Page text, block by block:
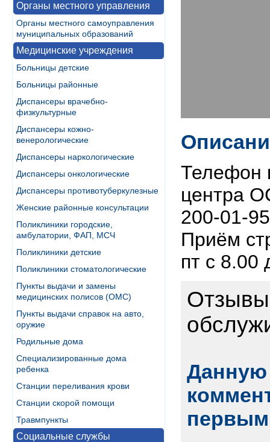
Органы местного управления
Органы местного самоуправления
муниципальных образований
Медицинские учреждения
Больницы детские
Больницы районные
Диспансеры врачебно-
физкультурные
Диспансеры кожно-
венерологические
Диспансеры наркологические
Диспансеры онкологические
Диспансеры противотуберкулезные
Женские районные консультации
Поликлиники городские,
амбулатории, ФАП, МСЧ
Поликлиники детские
Поликлиники стоматологические
Пункты выдачи и замены
медицинских полисов (ОМС)
Пункты выдачи справок на авто,
оружие
Родильные дома
Специализированные дома
ребенка
Станции переливания крови
Станции скорой помощи
Травмпункты
Социальные службы
Телефон
центра
200-01-95
Приём
пт с 8.00
Отзывы
Данную